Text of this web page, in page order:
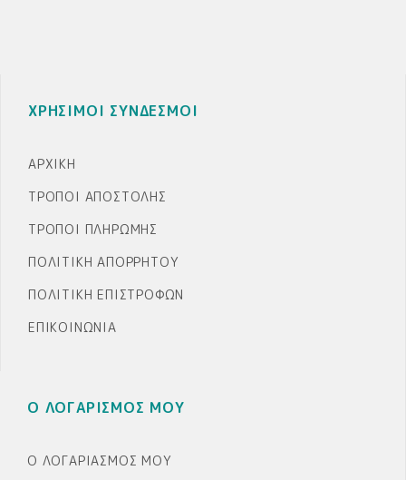
ΧΡΗΣΙΜΟΙ ΣΥΝΔΕΣΜΟΙ
ΑΡΧΙΚΉ
ΤΡΌΠΟΙ ΑΠΟΣΤΟΛΉΣ
ΤΡΌΠΟΙ ΠΛΗΡΩΜΉΣ
ΠΟΛΙΤΙΚΉ ΑΠΟΡΡΉΤΟΥ
ΠΟΛΙΤΙΚΉ ΕΠΙΣΤΡΟΦΏΝ
ΕΠΙΚΟΙΝΩΝΊΑ
Ο ΛΟΓΑΡΙΣΜΟΣ ΜΟΥ
Ο ΛΟΓΑΡΙΑΣΜΌΣ ΜΟΥ